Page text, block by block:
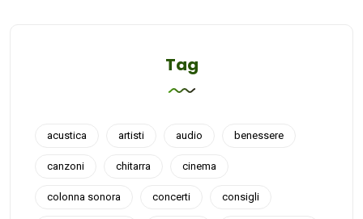
Tag
acustica artisti audio benessere
canzoni chitarra cinema
colonna sonora concerti consigli